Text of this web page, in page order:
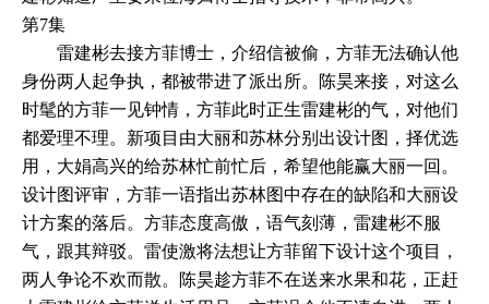
第7集
雷建彬去接方菲博士，介绍信被偷，方菲无法确认他
身份两人起争执，都被带进了派出所。陈昊来接，对这么
时髦的方菲一见钟情，方菲此时正生雷建彬的气，对他们
都爱理不理。新项目由大丽和苏林分别出设计图，择优选
用，大娟高兴的给苏林忙前忙后，希望他能赢大丽一回。
设计图评审，方菲一语指出苏林图中存在的缺陷和大丽设
计方案的落后。方菲态度高傲，语气刻薄，雷建彬不服
气，跟其辩驳。雷使激将法想让方菲留下设计这个项目，
两人争论不欢而散。陈昊趁方菲不在送来水果和花，正赶